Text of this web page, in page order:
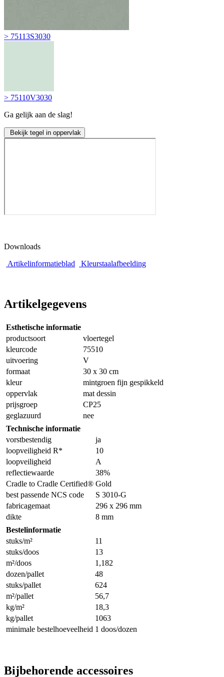
> 75113S3030
> 75110V3030
Ga gelijk aan de slag!
Bekijk tegel in oppervlak
Downloads
Artikelinformatieblad
Kleurstaalafbeelding
Artikelgegevens
Esthetische informatie
productsoort
vloertegel
kleurcode
75510
uitvoering
V
formaat
30 x 30 cm
kleur
mintgroen fijn gespikkeld
oppervlak
mat dessin
prijsgroep
CP25
geglazuurd
nee
Technische informatie
vorstbestendig
ja
loopveiligheid R*
10
loopveiligheid
A
reflectiewaarde
38%
Cradle to Cradle Certified® Gold
best passende NCS code
S 3010-G
fabricagemaat
296 x 296 mm
dikte
8 mm
Bestelinformatie
stuks/m²
11
stuks/doos
13
m²/doos
1,182
dozen/pallet
48
stuks/pallet
624
m²/pallet
56,7
kg/m²
18,3
kg/pallet
1063
minimale bestelhoeveelheid 1 doos/dozen
Bijbehorende accessoires